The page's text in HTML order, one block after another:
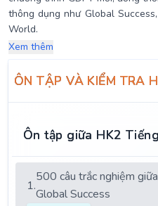
thông dụng như Global
World.
Xem thêm
ÔN TẬP VÀ KIỂM TRA
Ôn tập giữa HK2
1.
500 câu trắc nghiệm
Global Success